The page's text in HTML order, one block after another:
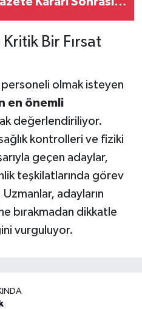
Bir Fırsat
personeli olmak isteyen
en önemli
değerlendiriliyor.
kontrolleri ve fiziki
geçen adaylar,
teşkilatlarında görev
adayların
bırakmadan dikkatle
vurguluyor.